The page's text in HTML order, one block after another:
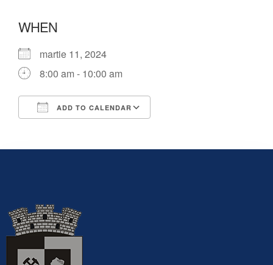
WHEN
martie 11, 2024
8:00 am - 10:00 am
ADD TO CALENDAR